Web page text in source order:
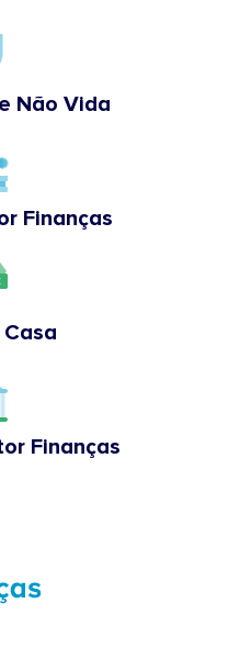
Não Vida
Finanças
Finanças